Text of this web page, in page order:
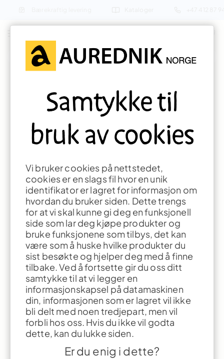
Samtykke til
bruk av cookies
Vi bruker cookies på nettstedet,
cookies er en slags fil hvor en unik
identifikator er lagret for informasjon om
hvordan du bruker siden. Dette trengs
for at vi skal kunne gi deg en funksjonell
side som lar deg kjøpe produkter og
bruke funksjonene som tilbys, det kan
være som å huske hvilke produkter du
sist besøkte og hjelper deg med å finne
tilbake. Ved å fortsette gir du oss ditt
samtykke til at vi legger en
informasjonskapsel på datamaskinen
din, informasjonen som er lagret vil ikke
bli delt med noen tredjepart, men vil
forbli hos oss. Hvis du ikke vil godta
dette, kan du lukke siden.
Er du enig i dette?
Søk etter produkter eller inspirasjon
leveringsbetingelser
Priser
Alle priser er i norske kroner ekskl. mva. For ordre
ekspedisjonsgebyr på kr. 240,-. Ordre under kr.
500,- vil ikke bli ekspedert.
Aurednik forbeholder seg retten til å justere
prisene for omstendigheter som vi ikke kan
påvirke, som f eks endringer i råvarepris,
valutaendringer og trykkfeil.
Betalingsbetingelser
Faktura netto 14 dager. Ved for sen betaling vil det
tilkomme renter.
Frakt- og leveringsbetingelser
Billigst mulig frakt tilkommer alle vareleveranser,
med mindre annet er avtalt.
Produktene blir levert til adressen som er oppgitt